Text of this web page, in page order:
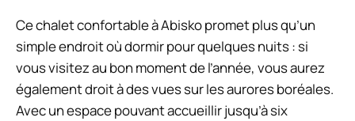
Ce chalet confortable à Abisko promet plus qu’un
simple endroit où dormir pour quelques nuits : si
vous visitez au bon moment de l’année, vous aurez
également droit à des vues sur les aurores boréales.
Avec un espace pouvant accueillir jusqu’à six